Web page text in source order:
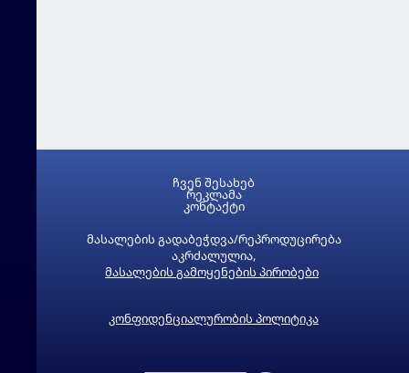
მასალების გადაბეჭდვა/რეპროდუცირება
აკრძალულია,
მასალების გამოყენების პირობები
კონფიდენციალურობის პოლიტიკა
ჩვენ შესახებ
რეკლამა
კონტაქტი